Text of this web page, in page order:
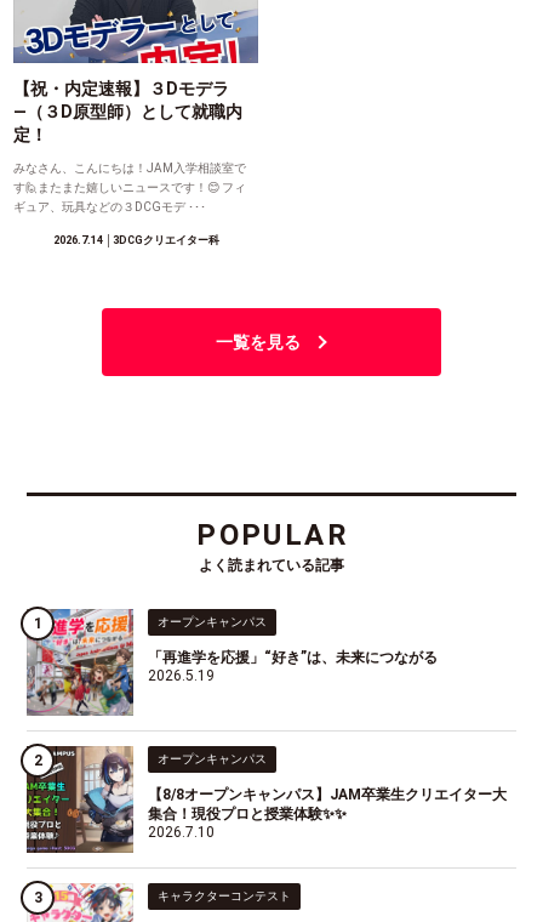
【祝・内定速報】３Dモデラ
―（３D原型師）として就職内
定！
みなさん、こんにちは！JAM入学相談室で
す🙋またまた嬉しいニュースです！😊 フィ
ギュア、玩具などの３DCGモデ ･･･
2026.7.14│3DCGクリエイター科
一覧を見る
POPULAR
よく読まれている記事
オープンキャンパス
「再進学を応援」“好き”は、未来につながる
2026.5.19
オープンキャンパス
【8/8オープンキャンパス】JAM卒業生クリエイター大
集合！現役プロと授業体験✨✨
2026.7.10
キャラクターコンテスト